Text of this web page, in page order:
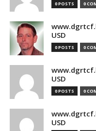
0 POSTS 0
USD
0 POSTS 0
USD
0 POSTS 0
USD